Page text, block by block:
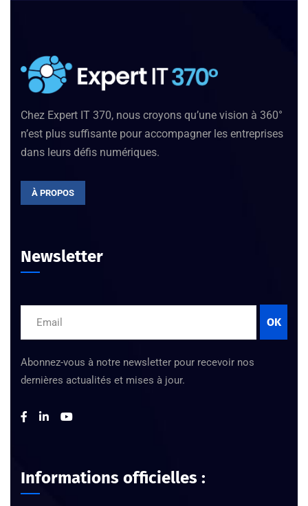
Chez Expert IT 370, nous croyons qu’une vision à 360°
n’est plus suffisante pour accompagner les entreprises
dans leurs défis numériques.
À PROPOS
Newsletter
OK
Abonnez-vous à notre newsletter pour recevoir nos
dernières actualités et mises à jour.
Informations officielles :